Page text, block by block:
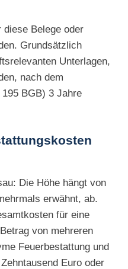
Belege oder
Grundsätzlich
Unterlagen,
nach dem
BGB) 3 Jahre
Die Höhe hängt von
erwähnt, ab.
für eine
von mehreren
Feuerbestattung und
Euro oder